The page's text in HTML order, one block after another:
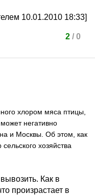
10.01.2010 18:33]
2/ 0
хлором мяса птицы,
негативно
и Москвы. Об этом, как
хозяйства
Как в
произрастает в